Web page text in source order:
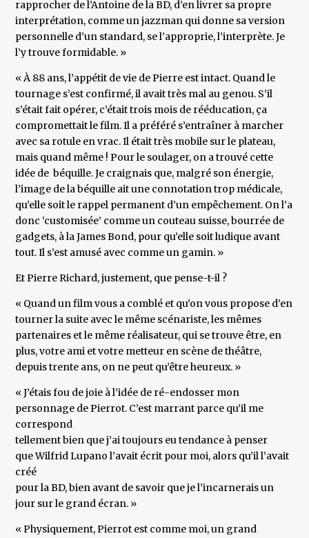
rapprocher de l’Antoine de la BD, d’en livrer sa propre
interprétation, comme un jazzman qui donne sa version
personnelle d’un standard, se l’approprie, l’interprète. Je
l’y trouve formidable. »
« À 88 ans, l’appétit de vie de Pierre est intact. Quand le
tournage s’est confirmé, il avait très mal au genou. S’il
s’était fait opérer, c’était trois mois de rééducation, ça
compromettait le film. Il a préféré s’entraîner à marcher
avec sa rotule en vrac. Il était très mobile sur le plateau,
mais quand même ! Pour le soulager, on a trouvé cette
idée de béquille. Je craignais que, malgré son énergie,
l’image de la béquille ait une connotation trop médicale,
qu’elle soit le rappel permanent d’un empêchement. On l’a
donc ‘customisée’ comme un couteau suisse, bourrée de
gadgets, à la James Bond, pour qu’elle soit ludique avant
tout. Il s’est amusé avec comme un gamin. »
Et Pierre Richard, justement, que pense-t-il ?
« Quand un film vous a comblé et qu’on vous propose d’en
tourner la suite avec le même scénariste, les mêmes
partenaires et le même réalisateur, qui se trouve être, en
plus, votre ami et votre metteur en scène de théâtre,
depuis trente ans, on ne peut qu’être heureux. »
« J’étais fou de joie à l’idée de ré-endosser mon
personnage de Pierrot. C’est marrant parce qu’il me
correspond
tellement bien que j’ai toujours eu tendance à penser
que Wilfrid Lupano l’avait écrit pour moi, alors qu’il l’avait
créé
pour la BD, bien avant de savoir que je l’incarnerais un
jour sur le grand écran. »
« Physiquement, Pierrot est comme moi, un grand